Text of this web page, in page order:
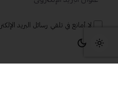
لا أمانع في تلقي رسائل البريد